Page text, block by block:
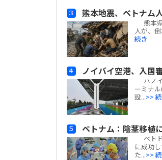
熊本地震、ベトナム
熊本
人が、
続き
ノイバイ空港、入国
ハノ
ーミナ
設...>>
ベトナム：陰茎移植
ベト
に成功
た...>>